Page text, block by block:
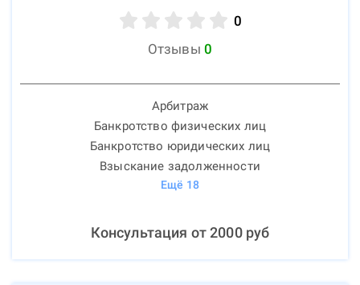
0
Отзывы 0
Арбитраж
Банкротство физических лиц
Банкротство юридических лиц
Взыскание задолженности
Ещё 18
Консультация от2000руб